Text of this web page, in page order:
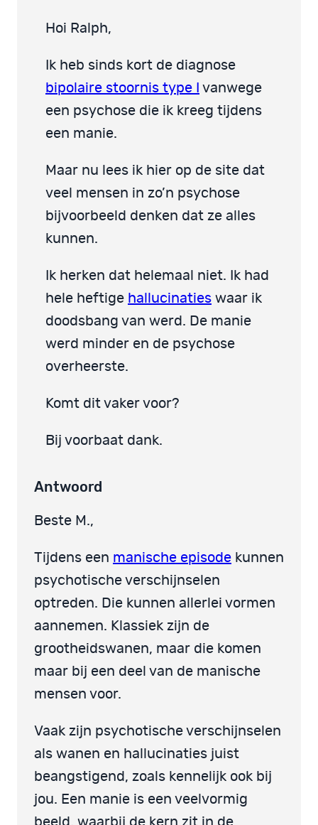
Hoi Ralph,
Ik heb sinds kort de diagnose
bipolaire stoornis type I
vanwege
een psychose die ik kreeg tijdens
een manie.
Maar nu lees ik hier op de site dat
veel mensen in zo’n psychose
bijvoorbeeld denken dat ze alles
kunnen.
Ik herken dat helemaal niet. Ik had
hele heftige hallucinaties waar ik
doodsbang van werd. De manie
werd minder en de psychose
overheerste.
Komt dit vaker voor?
Bij voorbaat dank.
Antwoord
Beste M.,
Tijdens een manische episode kunnen
psychotische verschijnselen
optreden. Die kunnen allerlei vormen
aannemen. Klassiek zijn de
grootheidswanen, maar die komen
maar bij een deel van de manische
mensen voor.
Vaak zijn psychotische verschijnselen
als wanen en hallucinaties juist
beangstigend, zoals kennelijk ook bij
jou. Een manie is een veelvormig
beeld, waarbij de kern zit in de